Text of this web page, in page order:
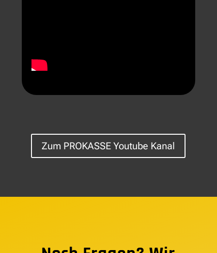
Zum PROKASSE Youtube Kanal